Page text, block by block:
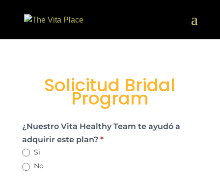
Solicitud Bridal
Program
Solicitud
Planes
Bridal
¿Nuestro Vita Healthy Team te ayudó a
adquirir este plan? *
Si
No